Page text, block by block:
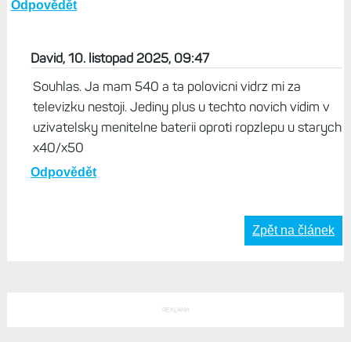
Odpovědět
David, 10. listopad 2025, 09:47
Souhlas. Ja mam 540 a ta polovicni vidrz mi za
televizku nestoji. Jediny plus u techto novich vidim v
uzivatelsky menitelne baterii oproti ropzlepu u starych
x40/x50
Odpovědět
Zpět na článek
REKLAMA